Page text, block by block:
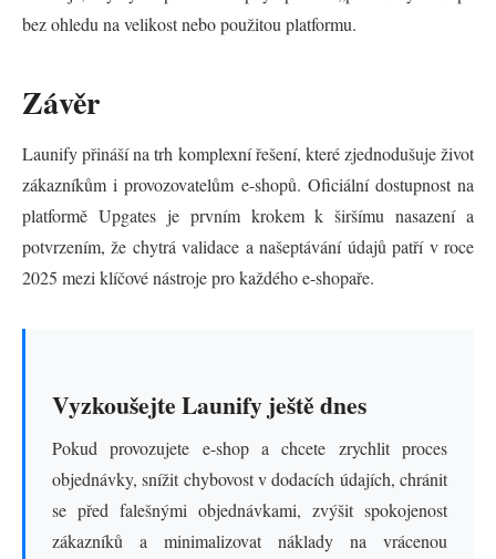
bez ohledu na velikost nebo použitou platformu.
Závěr
Launify přináší na trh komplexní řešení, které zjednodušuje život
zákazníkům i provozovatelům e-shopů. Oficiální dostupnost na
platformě Upgates je prvním krokem k širšímu nasazení a
potvrzením, že chytrá validace a našeptávání údajů patří v roce
2025 mezi klíčové nástroje pro každého e-shopaře.
Vyzkoušejte Launify ještě dnes
Pokud provozujete e-shop a chcete zrychlit proces
objednávky, snížit chybovost v dodacích údajích, chránit
se před falešnými objednávkami, zvýšit spokojenost
zákazníků a minimalizovat náklady na vrácenou